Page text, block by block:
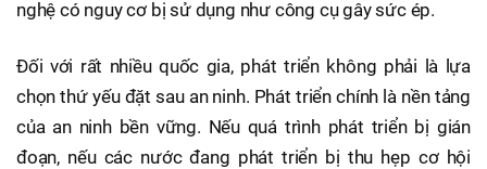
nghệ có nguy cơ bị sử dụng như công cụ gây sức ép.
Đối với rất nhiều quốc gia, phát triển không phải là lựa
chọn thứ yếu đặt sau an ninh. Phát triển chính là nền tảng
của an ninh bền vững. Nếu quá trình phát triển bị gián
đoạn, nếu các nước đang phát triển bị thu hẹp cơ hội